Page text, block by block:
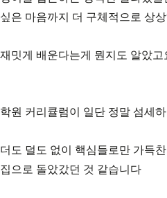
싶은 마음까지 더 구체적으로 상
재밋게 배운다는게 뭔지도 알았고
학원 커리큘럼이 일단 정말 섬세
더도 덜도 없이 핵심들로만 가득
집으로 돌았갔던 것 같습니다